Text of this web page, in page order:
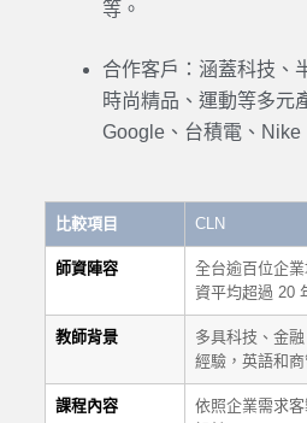
等。
合作客戶：涵蓋科技、
時尚精品、運動等多元
Google、台積電、Nike
比較項目 CLN
師資陣容
全台逾百位企
資平均超過 20
教師背景
多具科技、金
經驗，英語和商
課程內容
依照企業需求